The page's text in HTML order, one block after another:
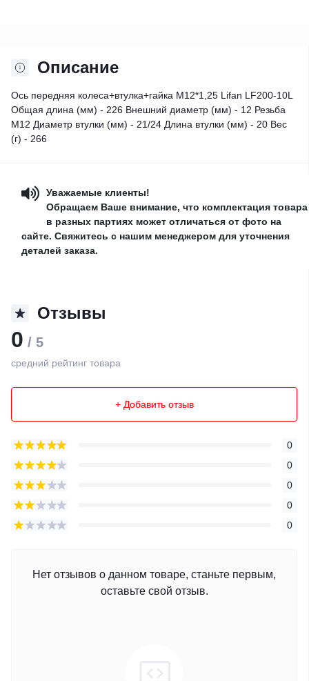
Описание
Ось передняя колеса+втулка+гайка М12*1,25 Lifan LF200-10L
Общая длина (мм) - 226 Внешний диаметр (мм) - 12 Резьба
М12 Диаметр втулки (мм) - 21/24 Длина втулки (мм) - 20 Вес
(г) - 266
Уважаемые клиенты!
Обращаем Ваше внимание, что комплектация товара
в разных партиях может отличаться от фото на
сайте. Свяжитесь с нашим менеджером для уточнения
деталей заказа.
Отзывы
0 / 5
средний рейтинг товара
+ Добавить отзыв
0
0
0
0
0
Нет отзывов о данном товаре, станьте первым,
оставьте свой отзыв.